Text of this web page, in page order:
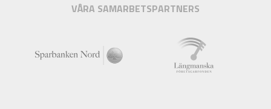
VÅRA SAMARBETSPARTNERS